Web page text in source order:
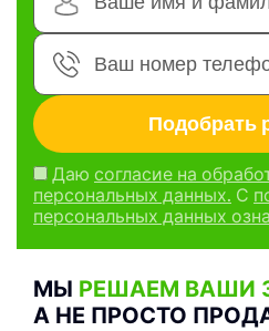
Даю согласие на
персональных данных. С
персональных данных
МЫ РЕШАЕМ ВАШИ
А НЕ ПРОСТО